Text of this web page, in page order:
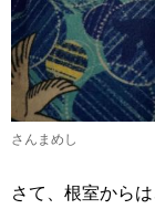
さんまめし
さて、根室から